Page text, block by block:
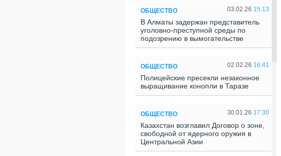
ОБЩЕСТВО 03.02.26 15:13
В Алматы задержан представитель
уголовно-преступной среды по
подозрению в вымогательстве
ОБЩЕСТВО 02.02.26 16:41
Полицейские пресекли незаконное
выращивание конопли в Таразе
ОБЩЕСТВО 30.01.26 17:30
Казахстан возглавил Договор о зоне,
свободной от ядерного оружия в
Центральной Азии